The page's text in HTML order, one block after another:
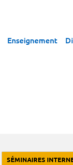
Enseignement
SÉMINAIRES